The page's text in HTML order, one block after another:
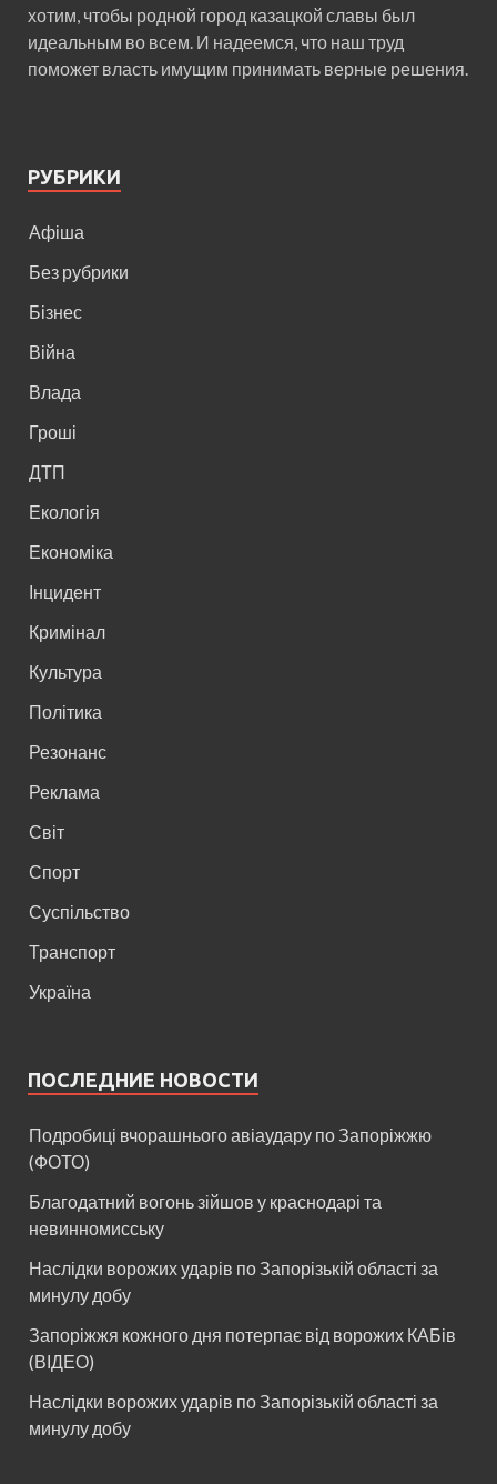
хотим, чтобы родной город казацкой славы был
идеальным во всем. И надеемся, что наш труд
поможет власть имущим принимать верные решения.
РУБРИКИ
Афіша
Без рубрики
Бізнес
Війна
Влада
Гроші
ДТП
Екологія
Економіка
Інцидент
Кримінал
Культура
Політика
Резонанс
Реклама
Світ
Спорт
Суспільство
Транспорт
Україна
ПОСЛЕДНИЕ НОВОСТИ
Подробиці вчорашнього авіаудару по Запоріжжю
(ФОТО)
Благодатний вогонь зійшов у краснодарі та
невинномисську
Наслідки ворожих ударів по Запорізькій області за
минулу добу
Запоріжжя кожного дня потерпає від ворожих КАБів
(ВІДЕО)
Наслідки ворожих ударів по Запорізькій області за
минулу добу